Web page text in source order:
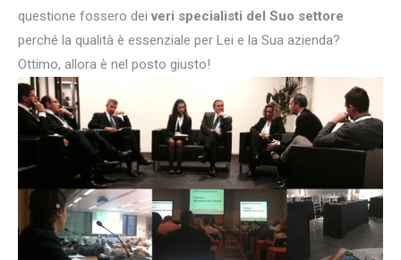
questione fossero dei veri specialisti del Suo settore
perché la qualità è essenziale per Lei e la Sua azienda?
Ottimo, allora è nel posto giusto!